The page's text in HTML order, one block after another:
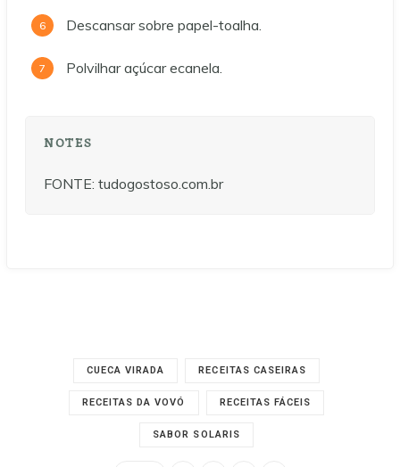
Descansar sobre papel-toalha.
Polvilhar açúcar ecanela.
NOTES
FONTE: tudogostoso.com.br
CUECA VIRADA RECEITAS CASEIRAS
RECEITAS DA VOVÓ RECEITAS FÁCEIS
SABOR SOLARIS